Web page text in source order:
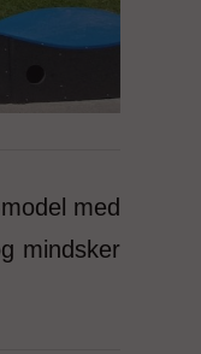
med
mindsker